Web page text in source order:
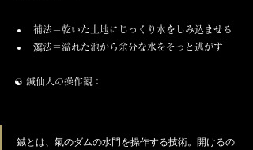
補法＝乾いた土地にじっくり水をしみ込ませる
瀉法＝溢れた池から余分な水をそっと逃がす
☯️ 鍼仙人の操作観：
鍼とは、氣のダムの水門を操作する技術。開けるの